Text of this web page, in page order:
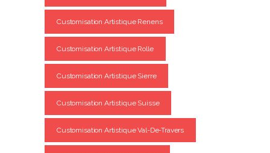
Customisation Artistique Renens
Customisation Artistique Rolle
Customisation Artistique Sierre
Customisation Artistique Suisse
Customisation Artistique Val-De-Travers